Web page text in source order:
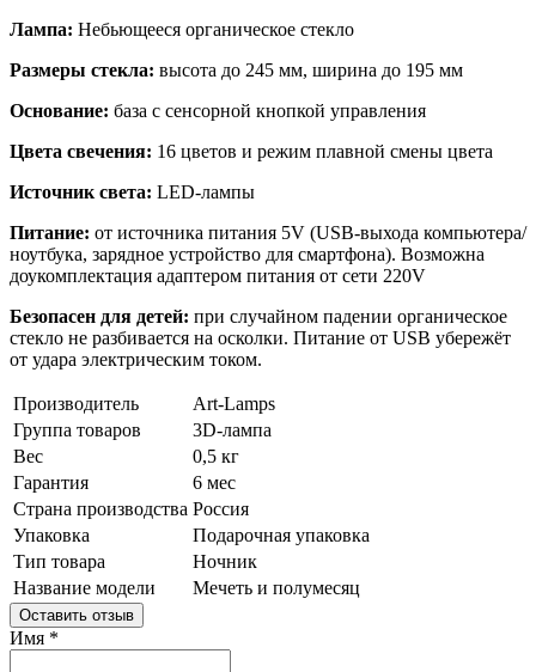
Лампа: Небьющееся органическое стекло
Размеры стекла: высота до 245 мм, ширина до 195 мм
Основание: база с сенсорной кнопкой управления
Цвета свечения: 16 цветов и режим плавной смены цвета
Источник света: LED-лампы
Питание: от источника питания 5V (USB-выхода компьютера/
ноутбука, зарядное устройство для смартфона). Возможна
доукомплектация адаптером питания от сети 220V
Безопасен для детей: при случайном падении органическое
стекло не разбивается на осколки. Питание от USB убережёт
от удара электрическим током.
Производитель
Art-Lamps
Группа товаров
3D-лампа
Вес
0,5 кг
Гарантия
6 мес
Страна производства Россия
Упаковка
Подарочная упаковка
Тип товара
Ночник
Название модели
Мечеть и полумесяц
Оставить отзыв
Имя *